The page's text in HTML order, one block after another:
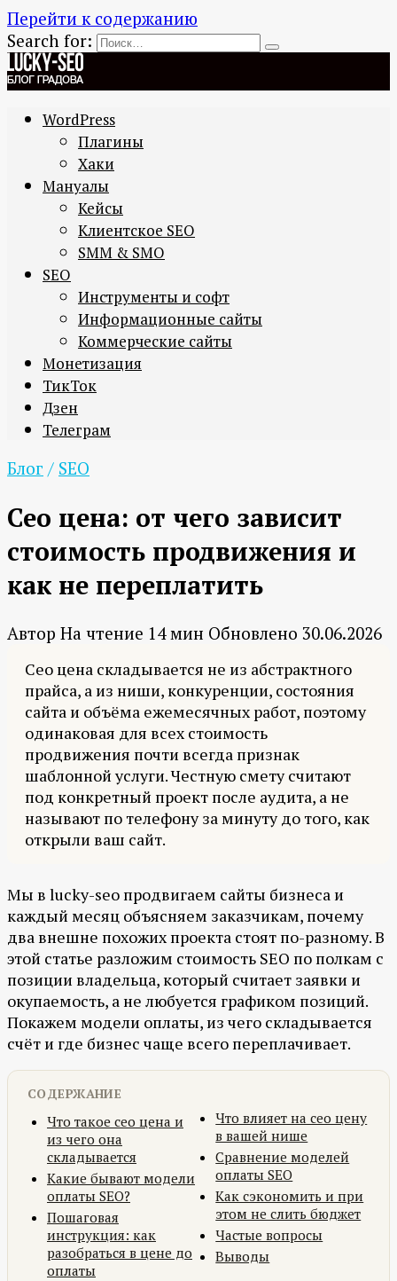
Перейти к содержанию
Search for:
WordPress
Плагины
Хаки
Мануалы
Кейсы
Клиентское SEO
SMM & SMO
SEO
Инструменты и софт
Информационные сайты
Коммерческие сайты
Монетизация
ТикТок
Дзен
Телеграм
Блог / SEO
Сео цена: от чего зависит
стоимость продвижения и
как не переплатить
Автор На чтение 14 мин Обновлено 30.06.2026
Сео цена складывается не из абстрактного
прайса, а из ниши, конкуренции, состояния
сайта и объёма ежемесячных работ, поэтому
одинаковая для всех стоимость
продвижения почти всегда признак
шаблонной услуги. Честную смету считают
под конкретный проект после аудита, а не
называют по телефону за минуту до того, как
открыли ваш сайт.
Мы в lucky-seo продвигаем сайты бизнеса и
каждый месяц объясняем заказчикам, почему
два внешне похожих проекта стоят по-разному. В
этой статье разложим стоимость SEO по полкам с
позиции владельца, который считает заявки и
окупаемость, а не любуется графиком позиций.
Покажем модели оплаты, из чего складывается
счёт и где бизнес чаще всего переплачивает.
СОДЕРЖАНИЕ
Что такое сео цена и
из чего она
складывается
Какие бывают модели
оплаты SEO?
Пошаговая
инструкция: как
разобраться в цене до
оплаты
Что влияет на сео цену
в вашей нише
Сравнение моделей
оплаты SEO
Как сэкономить и при
этом не слить бюджет
Частые вопросы
Выводы